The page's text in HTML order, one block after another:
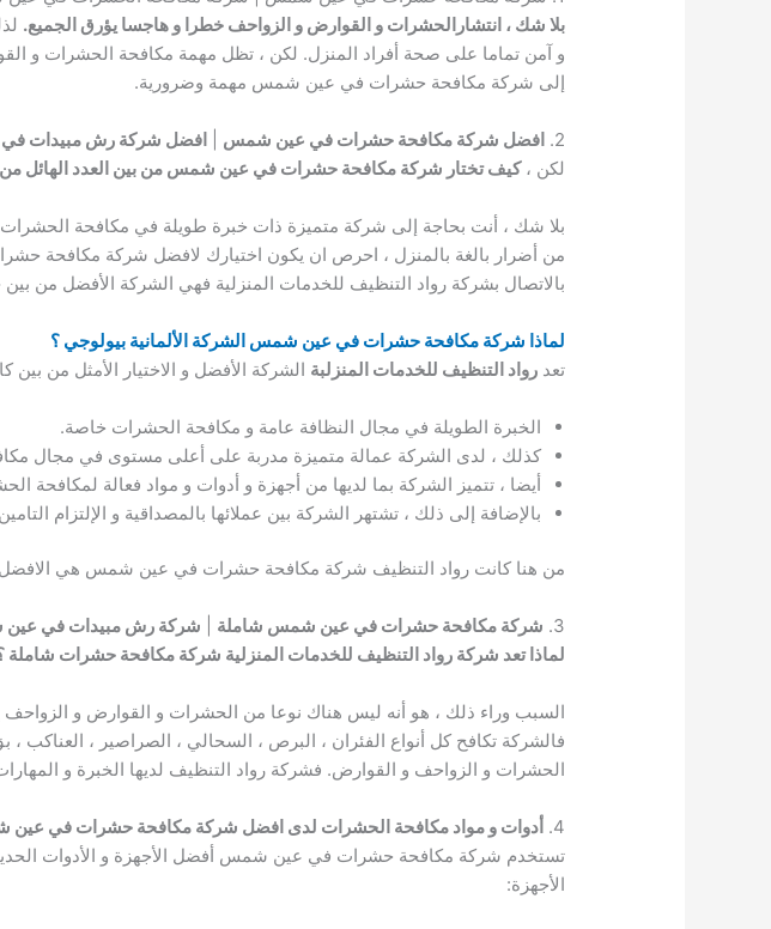
بلا شك ، انتشارالحشرات و القوارض و الزواحف خطرا و هاجسا يؤرق الجميع.
و آمن تماما على صحة أفراد المنزل. لكن ، تظل مهمة مكافحة الحشرات و
إلى شركة مكافحة حشرات في عين شمس مهمة وضرورية.
2. افضل شركة مكافحة حشرات في عين شمس |افضل شركة رش مبيدات
لكن ،كيف تختار شركة مكافحة حشرات في عين شمس من بين العدد الهائل
بلا شك ، أنت بحاجة إلى شركة متميزة ذات خبرة طويلة في مكافحة
من أضرار بالغة بالمنزل ، احرص ان يكون اختيارك لافضل شركة
بالاتصال بشركة رواد التنظيف للخدمات المنزلية فهي الشركة الأفضل
لماذا شركة مكافحة حشرات في عين شمس الشركة الألمانية بيولوجي ؟
تعدرواد التنظيف للخدمات المنزلبة الشركة الأفضل و الاختيار الأمثل من
الخبرة الطويلة في مجال النظافة عامة و مكافحة الحشرات خاصة.
كذلك ، لدى الشركة عمالة متميزة مدربة على أعلى مستوى في مجال
أيضا ، تتميز الشركة بما لديها من أجهزة و أدوات و مواد فعالة لمكافحة
بالإضافة إلى ذلك ، تشتهر الشركة بين عملائها بالمصداقية و الإلتزام
من هنا كانت رواد التنظيف شركة مكافحة حشرات في عين شمس هي
3. شركة مكافحة حشرات في عين شمس شاملة
شركة رش مبيدات في
لماذا تعد شركة رواد التنظيف للخدمات المنزلية شركة مكافحة حشرات شاملة
السبب وراء ذلك ، هو أنه ليس هناك نوعا من الحشرات و القوارض و
فالشركة تكافح كل أنواع الفئران ، البرص ، السحالي ، الصراصير ، العناكب
الحشرات و الزواحف و القوارض. فشركة رواد التنظيف لديها الخبرة و
4. أدوات و مواد مكافحة الحشرات لدى افضل شركة مكافحة حشرات في
تستخدم شركة مكافحة حشرات في عين شمس أفضل الأجهزة و الأدوات
الأجهزة: